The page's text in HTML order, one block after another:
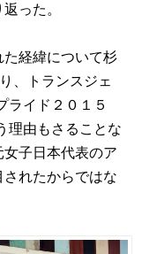
った。
た経緯について杉
、トランスジェ
ライド２０１５
理由もさることな
子日本代表のア
れたからではな